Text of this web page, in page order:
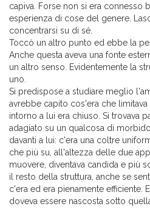
capiva. Forse non si era connesso
esperienza di cose del genere.
concentrarsi su di sé.
Toccò un altro punto ed ebbe la
Anche questa aveva una fonte
un altro senso. Evidentemente la
uno.
Si predispose a studiare meglio
avrebbe capito cos'era che
intorno a lui era chiuso. Si trovava
adagiato su un qualcosa di
davanti a lui: c'era una coltre
che più su, all'altezza delle due
muovere, diventava candida e più
il resto della struttura, anche se
c'era ed era pienamente efficiente.
doveva essere nascosta sotto